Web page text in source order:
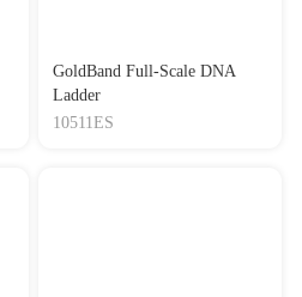
GoldBand Full-Scale DNA
Ladder
10511ES